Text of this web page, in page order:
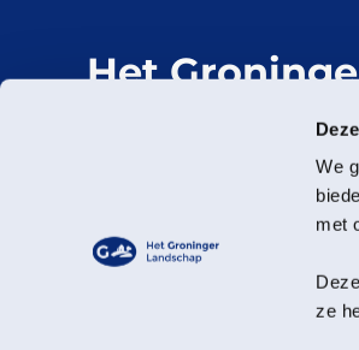
We
met
ze
Het
Mooi dichtbij.